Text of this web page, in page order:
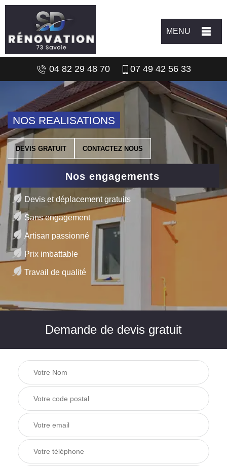
MENU
04 82 29 48 70 07 49 42 56 33
NOS REALISATIONS
DEVIS GRATUIT CONTACTEZ NOUS
Nos engagements
Devis et déplacement gratuits
Sans engagement
Artisan passionné
Prix imbattable
Travail de qualité
Demande de devis gratuit